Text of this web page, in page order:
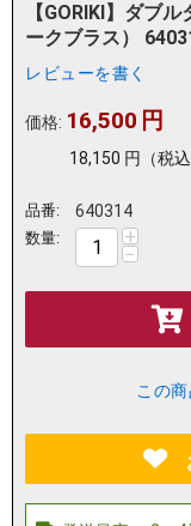
【GORIKI】ダブ
ークブラス）
レビューを書く
価格: 16,500 円
18,150 円 （税込
品番: 640314
数量: +
−
この